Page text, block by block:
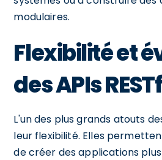
modulaires.
Flexibilité et
des APIs
L'un des plus grands atouts
leur flexibilité. Elles
de créer des applications